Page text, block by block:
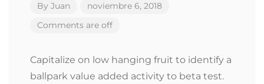
By Juan
noviembre 6, 2018
Comments are off
Capitalize on low hanging fruit to identify a
ballpark value added activity to beta test.